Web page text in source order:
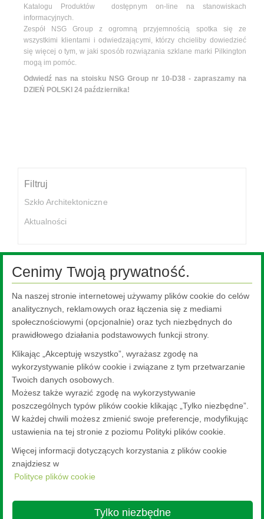
Katalogu Produktów dostępnym on-line na stanowiskach
informacyjnych.
Zespół NSG Group z ogromną przyjemnością spotka się ze
wszystkimi klientami i odwiedzającymi, którzy chcieliby dowiedzieć
się więcej o tym, w jaki sposób rozwiązania szklane marki Pilkington
mogą im pomóc.
Odwiedź nas na stoisku NSG Group nr 10-D38 - zapraszamy na
DZIEŃ POLSKI 24 października!
Filtruj
Szkło Architektoniczne
Aktualności
Ta treść jest niedostępna, ponieważ wymaga włączenia plików
cookie, które są obecnie zablokowane. Aby zmienić swoje
ustawienia, kliknij tutaj.
Head Office - 3-5-27 Mita Minato-ku Tokyo
Cenimy Twoją prywatność.
Na naszej stronie internetowej używamy plików cookie do celów
analitycznych, reklamowych oraz łączenia się z mediami
społecznościowymi (opcjonalnie) oraz tych niezbędnych do
prawidłowego działania podstawowych funkcji strony.
Klikając „Akceptuję wszystko”, wyrażasz zgodę na
wykorzystywanie plików cookie i związane z tym przetwarzanie
Twoich danych osobowych.
Możesz także wyrazić zgodę na wykorzystywanie
poszczególnych typów plików cookie klikając „Tylko niezbędne”.
W każdej chwili możesz zmienić swoje preferencje, modyfikując
ustawienia na tej stronie z poziomu Polityki plików cookie.
Więcej informacji dotyczących korzystania z plików cookie
znajdziesz w
Polityce plików cookie
Tylko niezbędne